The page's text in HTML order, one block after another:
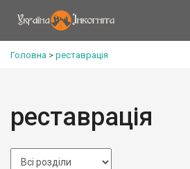
Головна > реставрація
реставрація